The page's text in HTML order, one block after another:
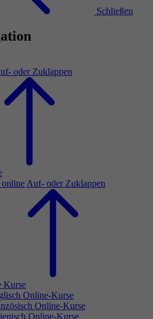
Schließen
oder Zuklappen
online Auf- oder Zuklappen
Kurse
Online-Kurse
Online-Kurse
Online-Kurse